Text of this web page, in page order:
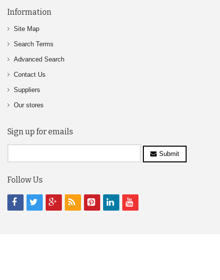
Information
Site Map
Search Terms
Advanced Search
Contact Us
Suppliers
Our stores
Sign up for emails
Submit
Follow Us